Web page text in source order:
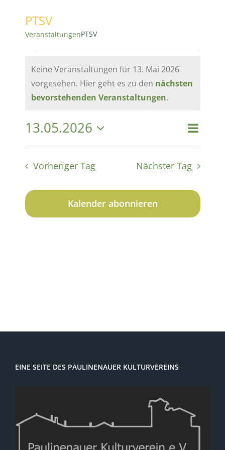
PTSV
VeranstaltungenPTSV
Veranstaltungen
für
13.
Mai
2026
Hinweis
Keine Veranstaltungen für 13. Mai 2026
vorgesehen. Hier geht es zu den nächsten
bevorstehenden Veranstaltungen.
und
Suche
Tag
13.05.2026
Datum
Vorheriger Tag Nächster Tag
Kalender abonnieren
EINE SEITE DES PAULINENAUER KULTURVEREINS